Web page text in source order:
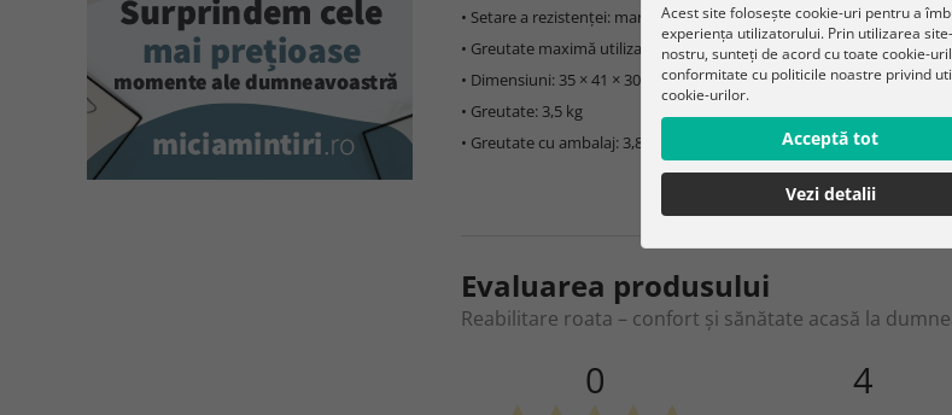
• Setare a rezistenței: manuală
• Greutate maximă utilizator: 100 kg
• Dimensiuni: 35 × 41 × 30 cm
• Greutate: 3,5 kg
• Greutate cu ambalaj: 3,8 kg
Evaluarea produsului
Reabilitare roata – confort și sănătate acasă la
0 4
Acest site folosește cookie-uri pentru a
experiența utilizatorului. Prin utilizarea
nostru, sunteți de acord cu toate cookie-
conformitate cu politicile noastre privind
cookie-urilor.
Acceptă tot
Vezi detalii